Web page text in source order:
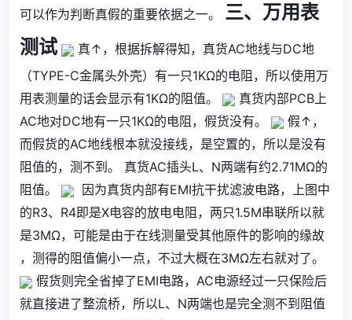
可以作为判断真假的重要依据之一。 三、万用表
测试
真↑，根据拆解得知，真货AC地线与DC地
（TYPE-C金属头外壳）有一只1KΩ的电阻，所以使用万
用表测量的话会显示有1KΩ的阻值。
真货内部PCB上
AC地对DC地有一只1KΩ的电阻，假货没有。
假↑，
而假货的AC地线根本就没接线，是空置的，所以是没有
阻值的，测不到。 真货AC插头L、N两端有约2.71MΩ的
阻值。
因为真货内部有EMI抗干扰滤波电路，上图中
的R3、R4即是X电容的放电电阻，两只1.5M串联所以就
是3MΩ，可能是由于在线测量受其他原件的影响的缘故
，测得的阻值偏小一点，不过大概在3MΩ左右就对了。
假货则完全省掉了EMI电路，AC电源经过一只保险后
就直接进了整流桥，所以L、N两端也是完全测不到阻值